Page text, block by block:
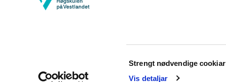
Selection
Strengt nødvendige cookiar
Vis detaljar